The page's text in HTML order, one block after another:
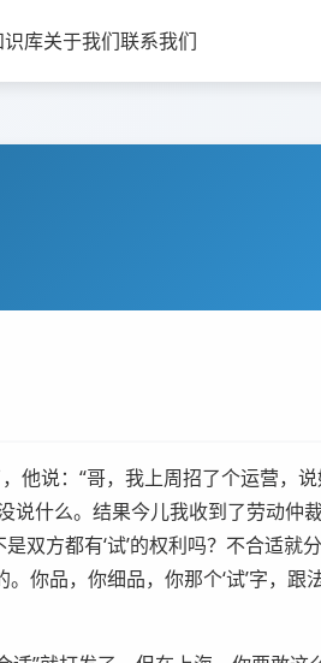
库关于我们联系我们
他说：“哥，我上周招了个运营，
什么。结果今儿我收到了劳动仲裁
双方都有‘试’的权利吗？不合适就
你品，你细品，你那个‘试’字，跟